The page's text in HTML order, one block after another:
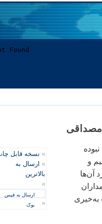
مصداقی
» نسخه قابل
» ارسال به
بالاترین
»
ارسال به فیس
بوک
»
و
آن‌ها
به‌خيری